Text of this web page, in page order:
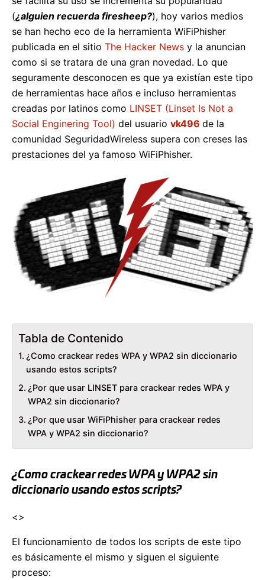
(¿alguien recuerda firesheep?), hoy varios medios
se han hecho eco de la herramienta WiFiPhisher
publicada en el sitio The Hacker News y la anuncian
como si se tratara de una gran novedad. Lo que
seguramente desconocen es que ya existían este tipo
de herramientas hace años e incluso herramientas
creadas por latinos como LINSET (Linset Is Not a
Social Enginering Tool) del usuario vk496 de la
comunidad SeguridadWireless supera con creses las
prestaciones del ya famoso WiFiPhisher.
Tabla de Contenido
¿Como crackear redes WPA y WPA2 sin diccionario
usando estos scripts?
¿Por que usar LINSET para crackear redes WPA y
WPA2 sin diccionario?
¿Por que usar WiFiPhisher para crackear redes
WPA y WPA2 sin diccionario?
¿Como crackear redes WPA y WPA2 sin
diccionario usando estos scripts?
<>
El funcionamiento de todos los scripts de este tipo
es básicamente el mismo y siguen el siguiente
proceso: